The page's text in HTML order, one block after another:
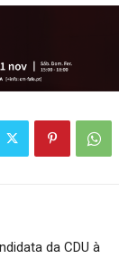
da CDU à